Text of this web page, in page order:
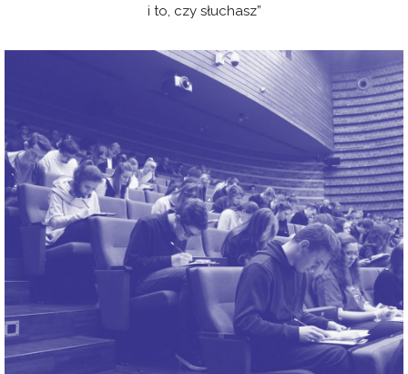
i to, czy słuchasz”